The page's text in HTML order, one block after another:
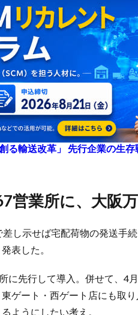
る輸送改革」 先行企業の生
営業所に、大阪
し示せば宅配荷物の発送手
表した。
に先行して導入。併せて、4
ゲート・西ゲート店にも取
ようにしたい考え。